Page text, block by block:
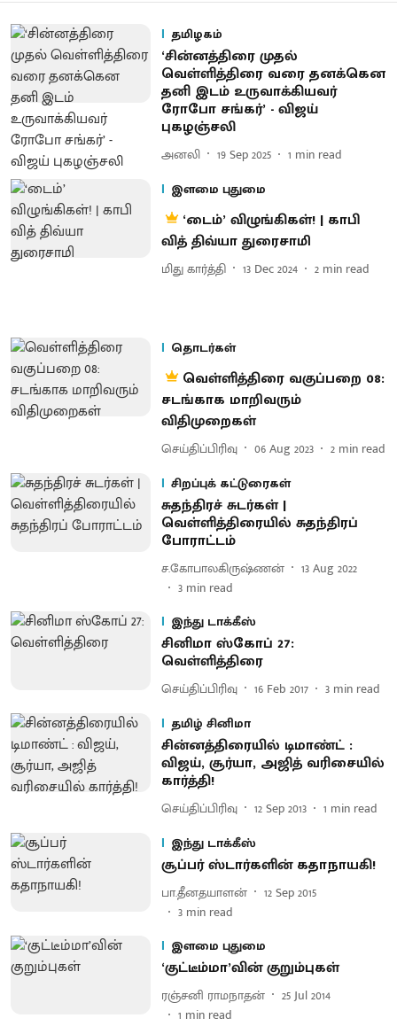
தமிழகம்
‘சின்னத்திரை முதல்
வெள்ளித்திரை வரை தனக்கென
தனி இடம் உருவாக்கியவர்
ரோபோ சங்கர்’ - விஜய்
புகழஞ்சலி
அனலி 19 Sep 2025 1 min read
இளமை புதுமை
‘டைம்’ விழுங்கிகள்! | காபி
வித் திவ்யா துரைசாமி
மிது கார்த்தி 13 Dec 2024 2 min read
தொடர்கள்
வெள்ளித்திரை வகுப்பறை 08:
சடங்காக மாறிவரும்
விதிமுறைகள்
செய்திப்பிரிவு 06 Aug 2023 2 min read
சிறப்புக் கட்டுரைகள்
சுதந்திரச் சுடர்கள் |
வெள்ளித்திரையில் சுதந்திரப்
போராட்டம்
ச.கோபாலகிருஷ்ணன்
13 Aug 2022
3 min read
இந்து டாக்கீஸ்
சினிமா ஸ்கோப் 27:
வெள்ளித்திரை
செய்திப்பிரிவு 16 Feb 2017 3 min read
தமிழ் சினிமா
சின்னத்திரையில் டிமாண்ட் :
விஜய், சூர்யா, அஜித் வரிசையில்
கார்த்தி!
செய்திப்பிரிவு 12 Sep 2013 1 min read
இந்து டாக்கீஸ்
சூப்பர் ஸ்டார்களின் கதாநாயகி!
பா.தீனதயாளன்
12 Sep 2015
3 min read
இளமை புதுமை
‘குட்டீம்மா’வின் குறும்புகள்
ரஞ்சனி ராமநாதன்
25 Jul 2014
1 min read